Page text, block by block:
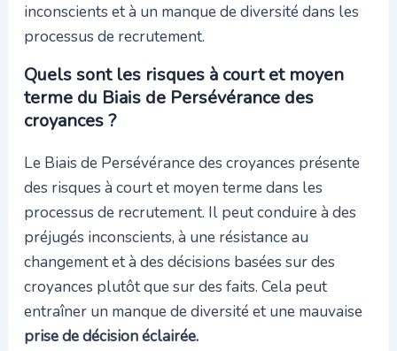
inconscients et à un manque de diversité dans les
processus de recrutement.
Quels sont les risques à court et moyen
terme du Biais de Persévérance des
croyances ?
Le Biais de Persévérance des croyances présente
des risques à court et moyen terme dans les
processus de recrutement. Il peut conduire à des
préjugés inconscients, à une résistance au
changement et à des décisions basées sur des
croyances plutôt que sur des faits. Cela peut
entraîner un manque de diversité et une mauvaise
prise de décision éclairée.